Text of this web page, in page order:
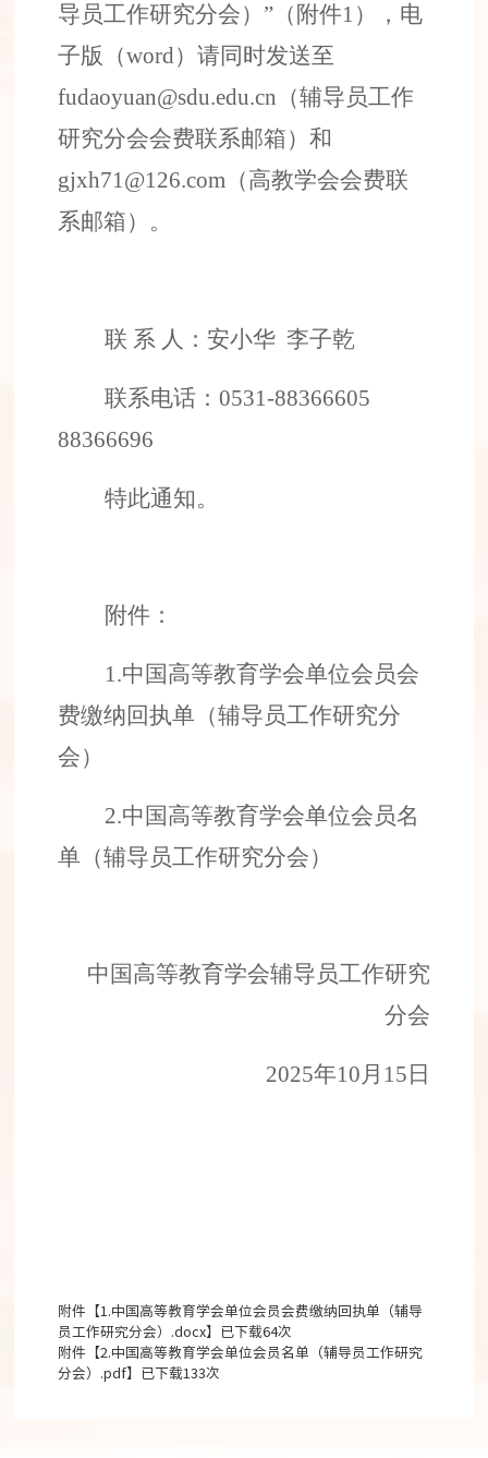
导员工作研究分会） ”（附件1 ）， 电
子版（word）请同时发送至
fudaoyuan@sdu.edu.cn （辅导员工作
研究分会会费联系邮箱）和
gjxh71@126.com （高教学会会费联
系邮箱） 。
联 系 人：安小华 李子乾
联系电话：0531-88366605
88366696
特此通知。
附件：
1.中国高等教育学会单位会员会
费缴纳回执单（辅导员工作研究分
会）
2.中国高等教育学会单位会员名
单 （辅导员工作研究分会）
中国高等教育学会辅导员工作研究
分会
2025年10月 15 日
附件【 1.中国高等教育学会单位会员会费缴纳回执单（辅导
员工作研究分会）.docx】已下载64次
附件【2.中国高等教育学会单位会员名单（辅导员工作研究
分会）.pdf】已下载133次